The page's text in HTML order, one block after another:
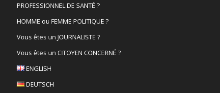
PROFESSIONNEL DE SANTÉ ?
HOMME ou FEMME POLITIQUE ?
Vous êtes un JOURNALISTE ?
Vous êtes un CITOYEN CONCERNÉ ?
ENGLISH
DEUTSCH